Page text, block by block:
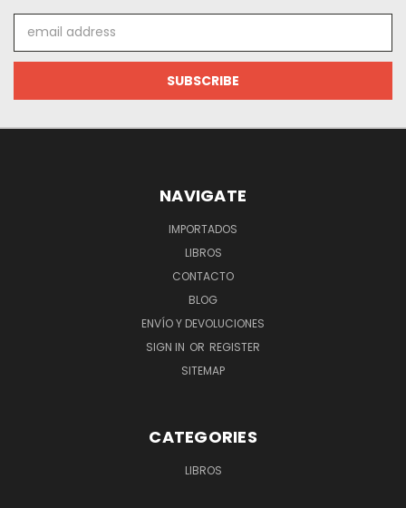
Address
NAVIGATE
IMPORTADOS
LIBROS
CONTACTO
BLOG
ENVÍO Y DEVOLUCIONES
SIGN IN OR REGISTER
SITEMAP
CATEGORIES
LIBROS